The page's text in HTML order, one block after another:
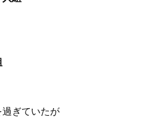
ぎていたが